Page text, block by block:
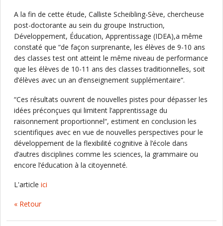
A la fin de cette étude, Calliste Scheibling-Sève, chercheuse
post-doctorante au sein du groupe Instruction,
Développement, Éducation, Apprentissage (IDEA),a même
constaté que “de façon surprenante, les élèves de 9-10 ans
des classes test ont atteint le même niveau de performance
que les élèves de 10-11 ans des classes traditionnelles, soit
d’élèves avec un an d’enseignement supplémentaire“.
“Ces résultats ouvrent de nouvelles pistes pour dépasser les
idées préconçues qui limitent l’apprentissage du
raisonnement proportionnel“, estiment en conclusion les
scientifiques avec en vue de nouvelles perspectives pour le
développement de la flexibilité cognitive à l’école dans
d’autres disciplines comme les sciences, la grammaire ou
encore l’éducation à la citoyenneté.
L'article ici
« Retour